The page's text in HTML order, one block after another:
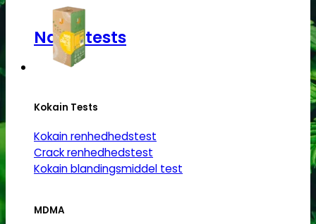
Narkotests
Kokain Tests
Kokain renhedhedstest
Crack renhedhedstest
Kokain blandingsmiddel test
MDMA